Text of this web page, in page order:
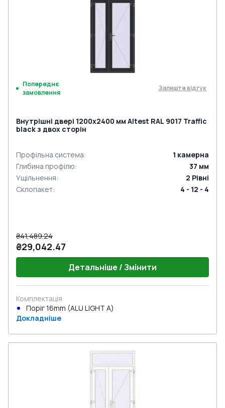
Попереднє
замовлення
Залиште відгук
Внутрішні двері 1200x2400 мм Altest RAL 9017 Traffic
black з двох сторін
Профільна система: 1 камерна
Глибина профілю: 37 мм
Ущільнення: 2 Рівні
Склопакет: 4 - 12 - 4
₴41,489.24
₴29,042.47
Детальніше / Змінити
Комплектація
Поріг 16mm (ALU LIGHT A)
Докладніше